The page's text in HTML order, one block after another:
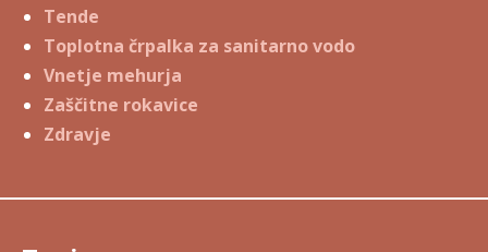
Tende
Toplotna črpalka za sanitarno vodo
Vnetje mehurja
Zaščitne rokavice
Zdravje